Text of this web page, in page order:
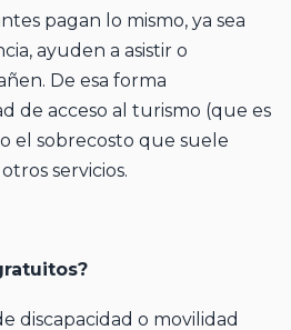
pagan lo mismo, ya sea
ayuden a asistir o
De esa forma
de acceso al turismo (que es
el sobrecosto que suele
servicios.
discapacidad o movilidad